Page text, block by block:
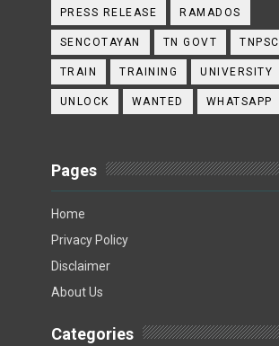
PRESS RELEASE RAMADOS
SENCOTAYAN TN GOVT TNPSC
TRAIN TRAINING UNIVERSITY
UNLOCK WANTED WHATSAPP
Pages
Home
Privacy Policy
Disclaimer
About Us
Categories